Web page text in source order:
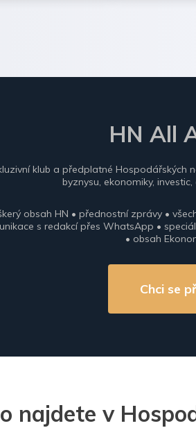
HN All
klub a předplatné Hospodářských
byznysu, ekonomiky,
obsah HN • přednostní zprávy •
s redakcí přes WhatsApp •
• obsah
Chci se
najdete v